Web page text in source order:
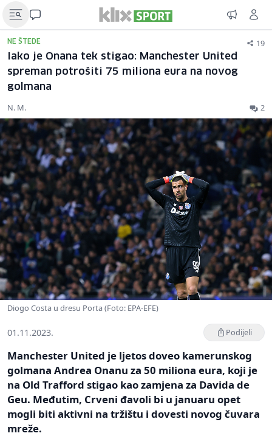
NE ŠTEDE 19
Iako je Onana tek stigao: Manchester United
spreman potrošiti 75 miliona eura na novog
golmana
N. M. 2
Diogo Costa u dresu Porta (Foto: EPA-EFE)
01.11.2023. Podijeli
Manchester United je ljetos doveo kamerunskog
golmana Andrea Onanu za 50 miliona eura, koji je
na Old Trafford stigao kao zamjena za Davida de
Geu. Međutim, Crveni đavoli bi u januaru opet
mogli biti aktivni na tržištu i dovesti novog čuvara
mreže.